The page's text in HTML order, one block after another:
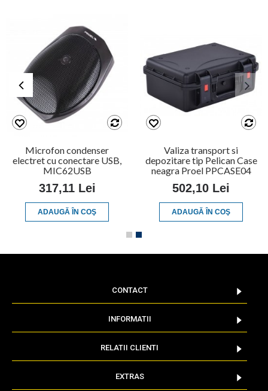
Microfon condenser
electret cu conectare USB,
MIC62USB
317,11 Lei
ADAUGĂ ÎN COŞ
Valiza transport si
depozitare tip Pelican Case
neagra Proel PPCASE04
502,10 Lei
ADAUGĂ ÎN COŞ
CONTACT
INFORMATII
RELATII CLIENTI
EXTRAS